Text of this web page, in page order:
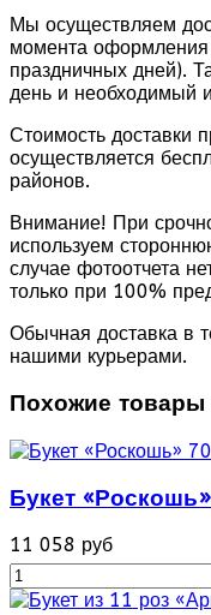
Мы осуществляем
момента оформления
праздничных дней).
день и необходимый
Стоимость доставки
осуществляется
районов.
Внимание! При
используем
случае фотоотчета
только при 100%
Обычная доставка в
нашими курьерами.
Похожие товары
Букет
11 058 руб